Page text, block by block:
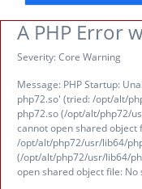
A PHP Error
Severity: Core Warning
Message: PHP Startup:
php72.so' (tried: /opt/alt/
php72.so (/opt/alt/php72/
cannot open shared object
/opt/alt/php72/usr/lib64/
(/opt/alt/php72/usr/lib64/
open shared object file: